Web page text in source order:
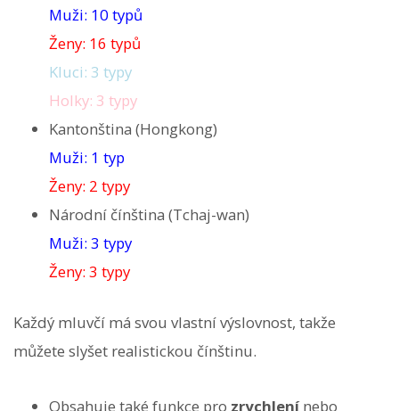
Muži: 10 typů
Ženy: 16 typů
Kluci: 3 typy
Holky: 3 typy
Kantonština (Hongkong)
Muži: 1 typ
Ženy: 2 typy
Národní čínština (Tchaj-wan)
Muži: 3 typy
Ženy: 3 typy
Každý mluvčí má svou vlastní výslovnost, takže
můžete slyšet realistickou čínštinu.
Obsahuje také funkce pro zrychlenínebo